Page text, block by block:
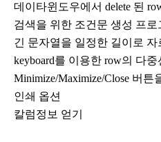
데이타윈도우에서 delete 된
검색을 위한 조건문 생성 프로
긴 문자열을 일정한 길이로 자
keyboard를 이용한 row의 다중
Minimize/Maximize/Close 버튼
인쇄 옵션
칼럼정보 얻기